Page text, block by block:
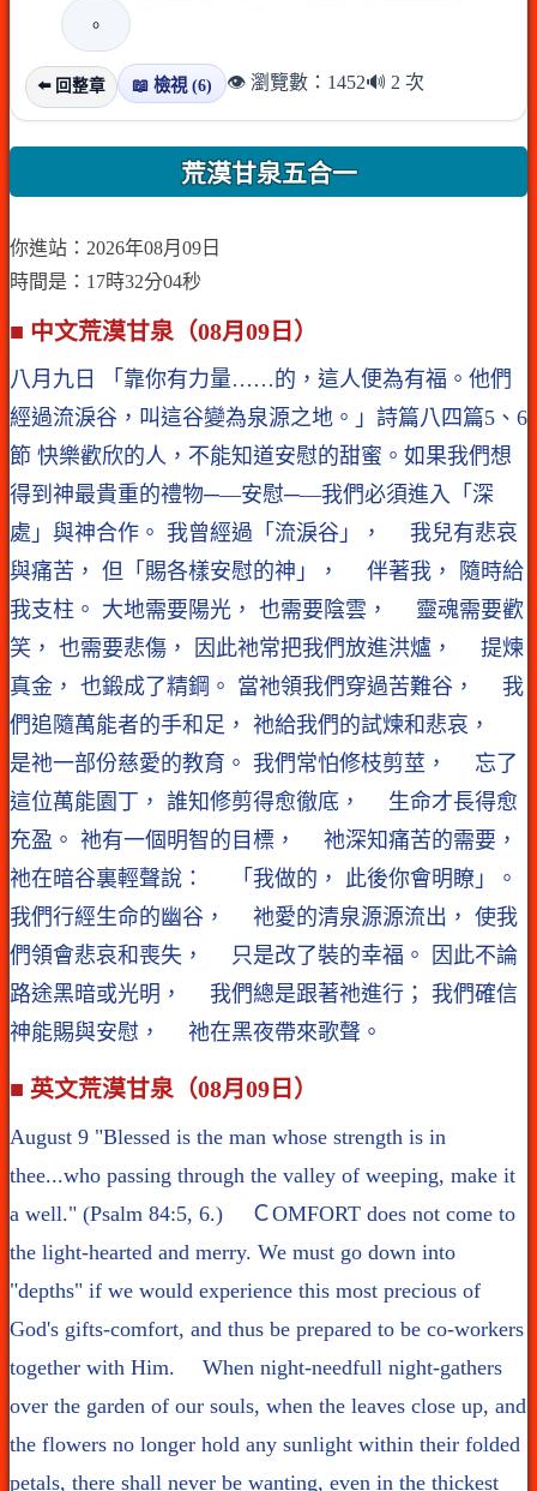
。
⬅️ 回整章 📖 檢視 (6) 👁️ 瀏覽數：1452🔊 2 次
荒漠甘泉五合一
你進站：2026年08月09日
時間是：17時32分04秒
■ 中文荒漠甘泉（08月09日）
八月九日 「靠你有力量……的，這人便為有福。他們
經過流淚谷，叫這谷變為泉源之地。」詩篇八四篇5、6
節 快樂歡欣的人，不能知道安慰的甜蜜。如果我們想
得到神最貴重的禮物─—安慰─—我們必須進入「深
處」與神合作。 我曾經過「流淚谷」， 我兒有悲哀
與痛苦， 但「賜各樣安慰的神」， 伴著我， 隨時給
我支柱。 大地需要陽光， 也需要陰雲， 靈魂需要歡
笑， 也需要悲傷， 因此祂常把我們放進洪爐， 提煉
真金， 也鍛成了精鋼。 當祂領我們穿過苦難谷， 我
們追隨萬能者的手和足， 祂給我們的試煉和悲哀，
是祂一部份慈愛的教育。 我們常怕修枝剪莖， 忘了
這位萬能園丁， 誰知修剪得愈徹底， 生命才長得愈
充盈。 祂有一個明智的目標， 祂深知痛苦的需要，
祂在暗谷裏輕聲說： 「我做的， 此後你會明瞭」。
我們行經生命的幽谷， 祂愛的清泉源源流出， 使我
們領會悲哀和喪失， 只是改了裝的幸福。 因此不論
路途黑暗或光明， 我們總是跟著祂進行； 我們確信
神能賜與安慰， 祂在黑夜帶來歌聲。
■ 英文荒漠甘泉（08月09日）
August 9 "Blessed is the man whose strength is in
thee...who passing through the valley of weeping, make it
a well." (Psalm 84:5, 6.) ＣOMFORT does not come to
the light-hearted and merry. We must go down into
"depths" if we would experience this most precious of
God's gifts-comfort, and thus be prepared to be co-workers
together with Him. When night-needfull night-gathers
over the garden of our souls, when the leaves close up, and
the flowers no longer hold any sunlight within their folded
petals, there shall never be wanting, even in the thickest